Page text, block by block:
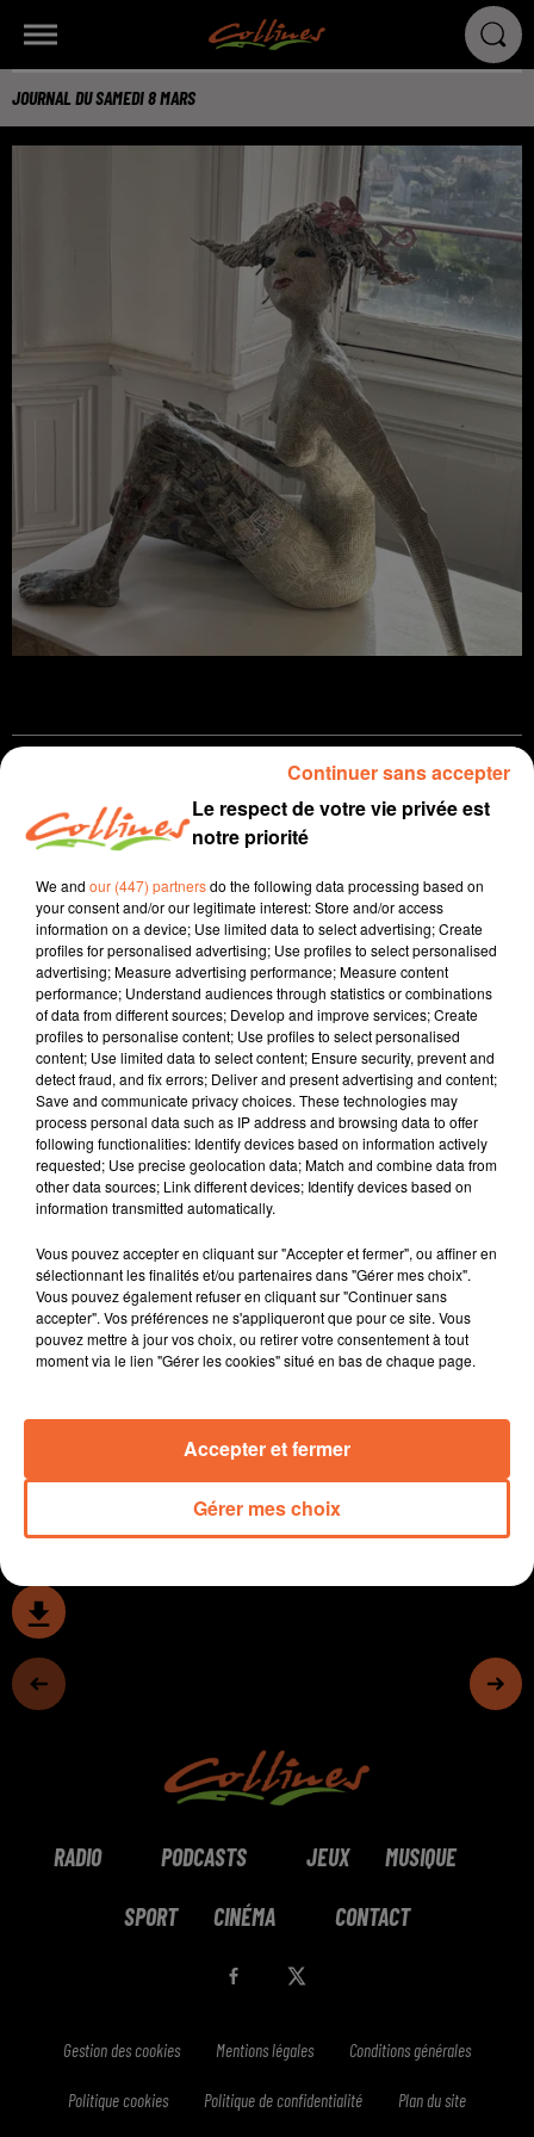
JOURNAL DU SAMEDI 8 MARS
8 mars 2025 - 13 min 4 sec
JOURNAL DU SAMEDI 8 MARS
Jacqueline Pinon
L'info près de chez vous
Présenté par Jacqueline Pinon
Journée internationale des droits des femmes en ce
samedi 8 mars : bel exemple de l'évolution des
mentalités avec 469 femmes au sein du SDIS des
Deux-Sèvres présidée par une femme.
Des expositions à ne pas manquer ce week-end à
Bressuire dont la 15ème édition du salon de la
Des contes, des chants lors de l'étape du Pianovélo
Tour de France qui fera étape à Bressuire et à Thouars
d'ici quelques jours.
Du sport bien sûr avec les 1ers résultats à venir et le
RADIO PODCASTS JEUX MUSIQUE
SPORT CINÉMA CONTACT
Gestion des cookies Mentions légales Conditions générales
Politique cookies Politique de confidentialité Plan du site
Le respect de votre vie privée est
notre priorité
We and our (447) partnersdo the following data processing based on
your consent and/or our legitimate interest: Store and/or access
information on a device; Use limited data to select advertising; Create
profiles for personalised advertising; Use profiles to select personalised
advertising; Measure advertising performance; Measure content
performance; Understand audiences through statistics or combinations
of data from different sources; Develop and improve services; Create
profiles to personalise content; Use profiles to select personalised
content; Use limited data to select content; Ensure security, prevent and
detect fraud, and fix errors; Deliver and present advertising and content;
Save and communicate privacy choices. These technologies may
process personal data such as IP address and browsing data to offer
following functionalities: Identify devices based on information actively
requested; Use precise geolocation data; Match and combine data from
other data sources; Link different devices; Identify devices based on
information transmitted automatically.
Vous pouvez accepter en cliquant sur "Accepter et fermer", ou affiner en
sélectionnant les finalités et/ou partenaires dans "Gérer mes choix".
Vous pouvez également refuser en cliquant sur "Continuer sans
accepter". Vos préférences ne s'appliqueront que pour ce site. Vous
pouvez mettre à jour vos choix, ou retirer votre consentement à tout
moment via le lien "Gérer les cookies" situé en bas de chaque page.
Gérer mes choix
Accepter et fermer
Continuer sans accepter